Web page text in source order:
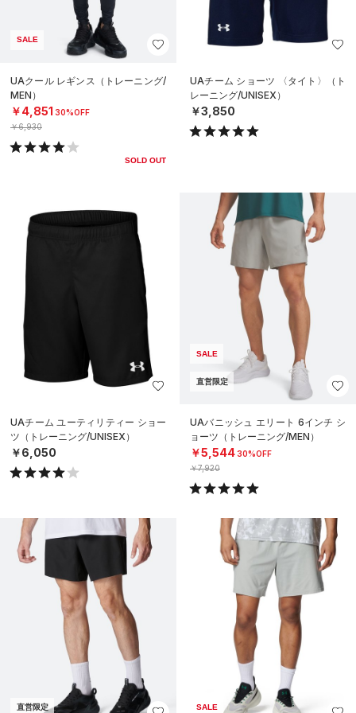
SALE
UAクール レギンス（トレーニング/
MEN）
￥4,851 30%OFF
￥6,930
SOLD OUT
UAチーム ショーツ 〈タイト〉（ト
レーニング/UNISEX）
￥3,850
UAチーム ユーティリティー ショー
ツ（トレーニング/UNISEX）
￥6,050
SALE
直営限定
UAバニッシュ エリート 6インチ シ
ョーツ（トレーニング/MEN）
￥5,54430%OFF
￥7,920
直営限定 SALE